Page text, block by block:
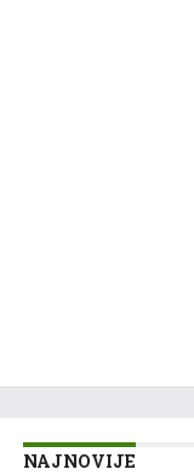
NAJNOVIJE